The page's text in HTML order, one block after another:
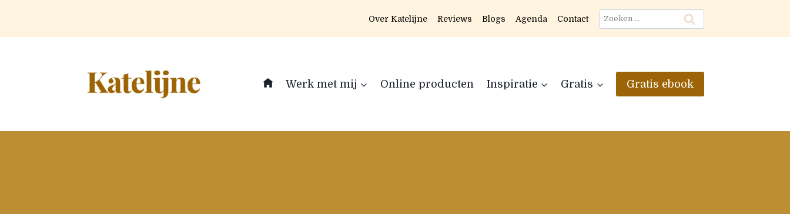
Over Katelijne Reviews Blogs Agenda Contact
Zoeken
naar:
Werk met mij Online producten Inspiratie Gratis Gratis ebook